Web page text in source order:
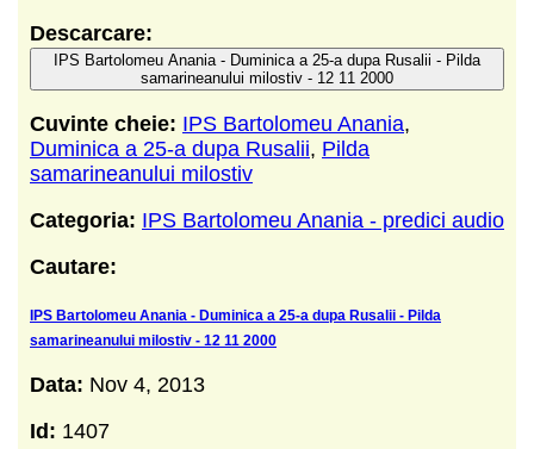
Descarcare:
IPS Bartolomeu Anania - Duminica a 25-a dupa Rusalii - Pilda
samarineanului milostiv - 12 11 2000
Cuvinte cheie: IPS Bartolomeu Anania,
Duminica a 25-a dupa Rusalii, Pilda
samarineanului milostiv
Categoria: IPS Bartolomeu Anania - predici audio
Cautare:
IPS Bartolomeu Anania - Duminica a 25-a dupa Rusalii - Pilda
samarineanului milostiv - 12 11 2000
Data: Nov 4, 2013
Id: 1407